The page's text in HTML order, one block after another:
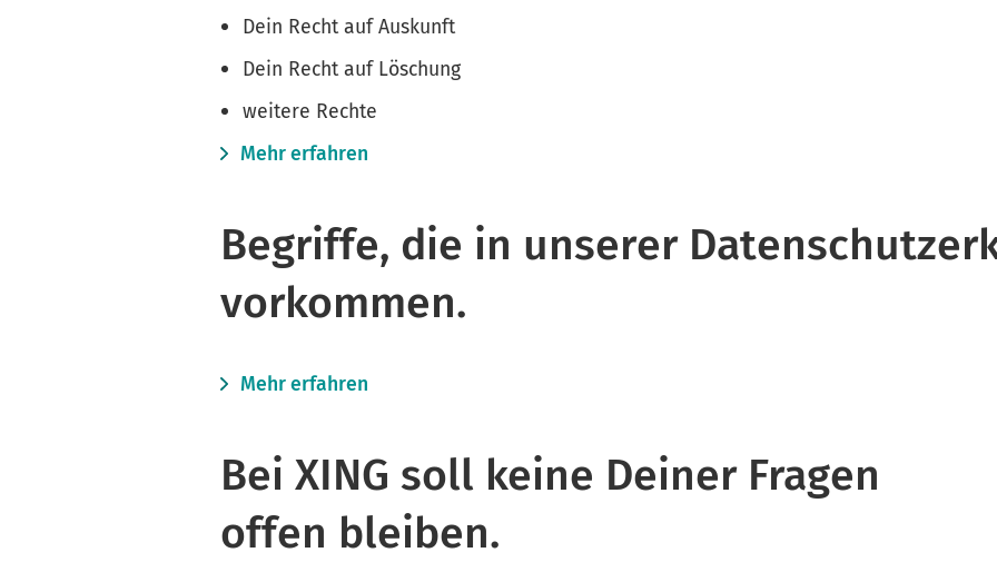
Dein Recht auf Auskunft
Dein Recht auf Löschung
weitere Rechte
Mehr erfahren
Begriffe, die in unserer
vorkommen.
Mehr erfahren
Bei XING soll keine Deiner Fragen
offen bleiben.